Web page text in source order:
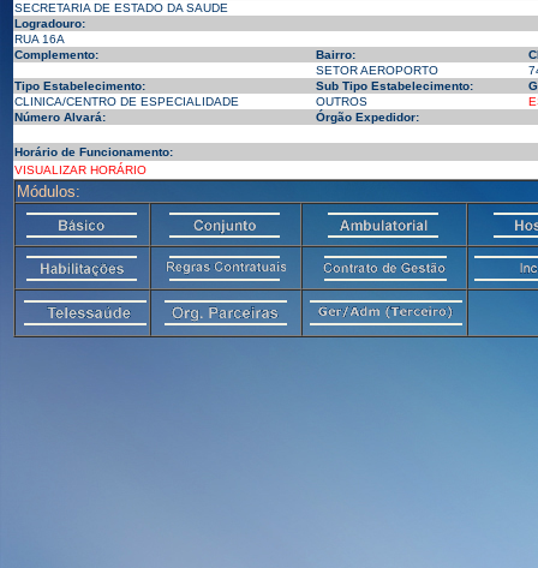
SECRETARIA DE ESTADO DA SAUDE
Logradouro:
RUA 16A
Complemento:
Bairro:
SETOR AEROPORTO
Tipo Estabelecimento:
Sub Tipo Estabelecimento:
CLINICA/CENTRO DE ESPECIALIDADE
OUTROS
Número Alvará:
Órgão Expedidor:
Horário de Funcionamento:
VISUALIZAR HORÁRIO
Módulos: